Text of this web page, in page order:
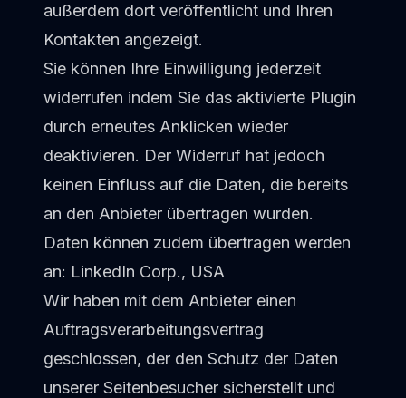
außerdem dort veröffentlicht und Ihren
Kontakten angezeigt.
Sie können Ihre Einwilligung jederzeit
widerrufen indem Sie das aktivierte Plugin
durch erneutes Anklicken wieder
deaktivieren. Der Widerruf hat jedoch
keinen Einfluss auf die Daten, die bereits
an den Anbieter übertragen wurden.
Daten können zudem übertragen werden
an: LinkedIn Corp., USA
Wir haben mit dem Anbieter einen
Auftragsverarbeitungsvertrag
geschlossen, der den Schutz der Daten
unserer Seitenbesucher sicherstellt und